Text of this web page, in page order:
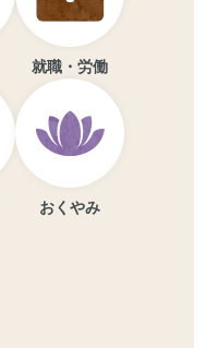
就職・労働
おくやみ